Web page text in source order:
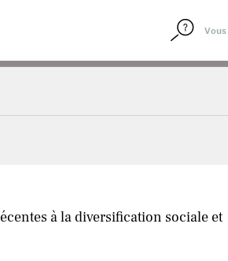
à la diversification sociale et